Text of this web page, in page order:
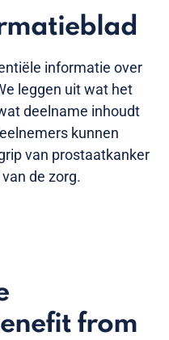
informatie over
leggen uit wat het
deelname inhoudt
kunnen
van prostaatkanker
de zorg.
from